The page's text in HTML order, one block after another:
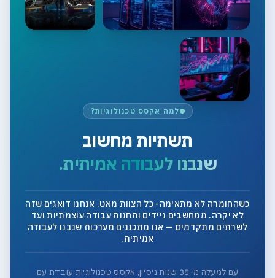
למה אקסס טכנולוגיות?
תשתיות מחשוב
שנבנו לעבודה אמיתית.
כשהחומרה לא מתאימה- כל הצוות מאט. אנחנו דואגים שזה
לא יקרה. ממחשבים ניידים ותחנות עבודה עוצמתיות ועד
לשרתים מתקדמים — אנו מתכננים מערכות שנבנו לעבודה
אמיתית.
עם למעלה מ-35 שנות ניסיון, אקסס טכנולוגיות עובדת עם